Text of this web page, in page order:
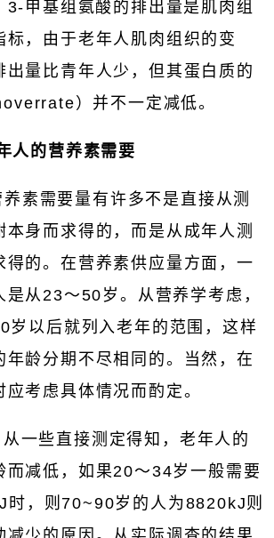
3-甲基组氨酸的排出量是肌肉组
标，由于老年人肌肉组织的变
出量比青年人少，但其蛋白质的
）并不一定减低。
的营养素需要
素需要量有许多不是直接从测
本身而求得的，而是从成年人测
得的。在营养素供应量方面，一
从23～50岁。从营养学考虑，
岁以后就列入老年的范围，这样
年龄分期不尽相同的。当然，在
考虑具体情况而酌定。
从一些直接测定得知，老年人的
而减低，如果20～34岁一般需要
时，则70~90岁的人为8820kJ则